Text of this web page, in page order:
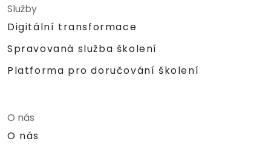
Služby
Digitální transformace
Spravovaná služba školení
Platforma pro doručování školení
O nás
O nás